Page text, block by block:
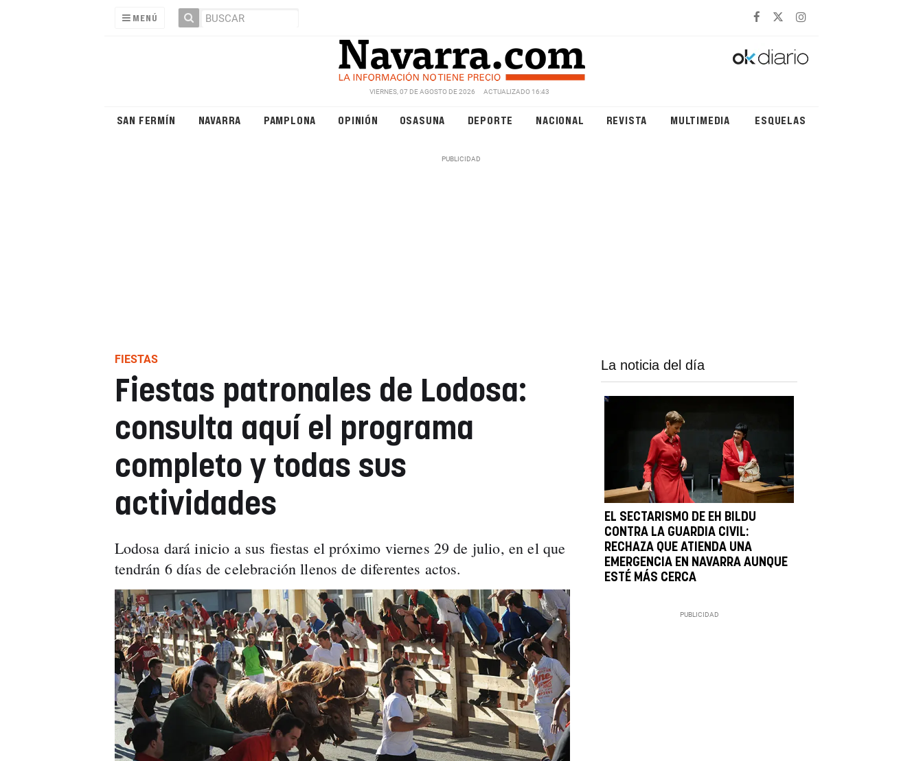
MENÚ
VIERNES, 07 DE AGOSTO DE 2026 ACTUALIZADO 16:43
SAN FERMÍN NAVARRA PAMPLONA OPINIÓN OSASUNA DEPORTE NACIONAL REVISTA MULTIMEDIA ESQUELAS
FIESTAS
Fiestas patronales de Lodosa:
consulta aquí el programa
completo y todas sus
actividades
Lodosa dará inicio a sus fiestas el próximo viernes 29 de julio, en el que
tendrán 6 días de celebración llenos de diferentes actos.
La noticia del día
EL SECTARISMO DE EH BILDU
CONTRA LA GUARDIA CIVIL:
RECHAZA QUE ATIENDA UNA
EMERGENCIA EN NAVARRA AUNQUE
ESTÉ MÁS CERCA